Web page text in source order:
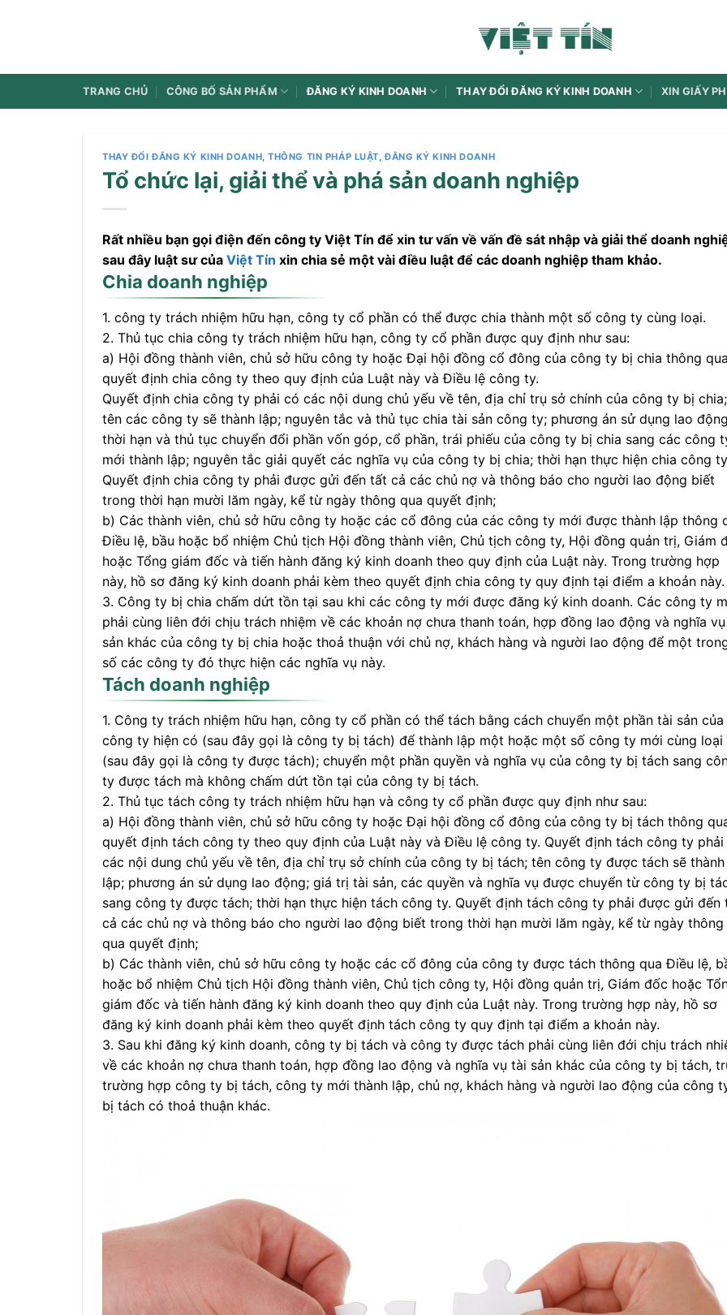
dung
TRANG CHỦ CÔNG BỐ SẢN PHẨM ĐĂNG KÝ KINH DOANH THAY ĐỔI ĐĂNG KÝ KINH DOANH XIN GIẤY
THAY ĐỔI ĐĂNG KÝ KINH DOANH,THÔNG TIN PHÁP LUẬT,ĐĂNG KÝ KINH DOANH
Tổ chức lại, giải thể và phá sản doanh nghiệp
Rất nhiều bạn gọi điện đến công ty Việt Tín để xin tư vấn về vấn đề sát nhập và giải thể doanh
sau đây luật sư của Việt Tín xin chia sẻ một vài điều luật để các doanh nghiệp tham khảo.
Chia doanh nghiệp
1. công ty trách nhiệm hữu hạn, công ty cổ phần có thể được chia thành một số công ty cùng loại.
2. Thủ tục chia công ty trách nhiệm hữu hạn, công ty cổ phần được quy định như sau:
a) Hội đồng thành viên, chủ sở hữu công ty hoặc Đại hội đồng cổ đông của công ty bị chia thông
quyết định chia công ty theo quy định của Luật này và Điều lệ công ty.
Quyết định chia công ty phải có các nội dung chủ yếu về tên, địa chỉ trụ sở chính của công ty bị chia;
tên các công ty sẽ thành lập; nguyên tắc và thủ tục chia tài sản công ty; phương án sử dụng lao
thời hạn và thủ tục chuyển đổi phần vốn góp, cổ phần, trái phiếu của công ty bị chia sang các công
mới thành lập; nguyên tắc giải quyết các nghĩa vụ của công ty bị chia; thời hạn thực hiện chia công
Quyết định chia công ty phải được gửi đến tất cả các chủ nợ và thông báo cho người lao động biết
trong thời hạn mười lăm ngày, kể từ ngày thông qua quyết định;
b) Các thành viên, chủ sở hữu công ty hoặc các cổ đông của các công ty mới được thành lập thông
Điều lệ, bầu hoặc bổ nhiệm Chủ tịch Hội đồng thành viên, Chủ tịch công ty, Hội đồng quản trị, Giám
hoặc Tổng giám đốc và tiến hành đăng ký kinh doanh theo quy định của Luật này. Trong trường hợp
này, hồ sơ đăng ký kinh doanh phải kèm theo quyết định chia công ty quy định tại điểm a khoản này.
3. Công ty bị chia chấm dứt tồn tại sau khi các công ty mới được đăng ký kinh doanh. Các công ty
phải cùng liên đới chịu trách nhiệm về các khoản nợ chưa thanh toán, hợp đồng lao động và nghĩa
sản khác của công ty bị chia hoặc thoả thuận với chủ nợ, khách hàng và người lao động để một
số các công ty đó thực hiện các nghĩa vụ này.
Tách doanh nghiệp
1. Công ty trách nhiệm hữu hạn, công ty cổ phần có thể tách bằng cách chuyển một phần tài sản của
công ty hiện có (sau đây gọi là công ty bị tách) để thành lập một hoặc một số công ty mới cùng loại
(sau đây gọi là công ty được tách); chuyển một phần quyền và nghĩa vụ của công ty bị tách sang
ty được tách mà không chấm dứt tồn tại của công ty bị tách.
2. Thủ tục tách công ty trách nhiệm hữu hạn và công ty cổ phần được quy định như sau:
a) Hội đồng thành viên, chủ sở hữu công ty hoặc Đại hội đồng cổ đông của công ty bị tách thông
quyết định tách công ty theo quy định của Luật này và Điều lệ công ty. Quyết định tách công ty
các nội dung chủ yếu về tên, địa chỉ trụ sở chính của công ty bị tách; tên công ty được tách sẽ thành
lập; phương án sử dụng lao động; giá trị tài sản, các quyền và nghĩa vụ được chuyển từ công ty bị
sang công ty được tách; thời hạn thực hiện tách công ty. Quyết định tách công ty phải được gửi đến
cả các chủ nợ và thông báo cho người lao động biết trong thời hạn mười lăm ngày, kể từ ngày thông
qua quyết định;
b) Các thành viên, chủ sở hữu công ty hoặc các cổ đông của công ty được tách thông qua Điều lệ,
hoặc bổ nhiệm Chủ tịch Hội đồng thành viên, Chủ tịch công ty, Hội đồng quản trị, Giám đốc hoặc
giám đốc và tiến hành đăng ký kinh doanh theo quy định của Luật này. Trong trường hợp này, hồ sơ
đăng ký kinh doanh phải kèm theo quyết định tách công ty quy định tại điểm a khoản này.
3. Sau khi đăng ký kinh doanh, công ty bị tách và công ty được tách phải cùng liên đới chịu trách
về các khoản nợ chưa thanh toán, hợp đồng lao động và nghĩa vụ tài sản khác của công ty bị tách,
trường hợp công ty bị tách, công ty mới thành lập, chủ nợ, khách hàng và người lao động của công
bị tách có thoả thuận khác.